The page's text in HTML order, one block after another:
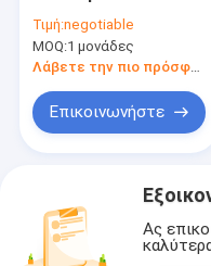
LTE χρώματος με την
κάρτα GSM SIM
WCDMA
Τιμή:negotiable
MOQ:1 μονάδες
Λάβετε την πιο πρόσφατη τιμή
Επικοινωνήστε
Ας